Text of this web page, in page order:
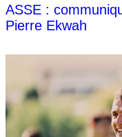
ASSE :
Pierre Ekwah